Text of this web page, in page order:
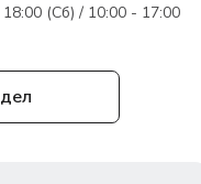
(Сб) / 10:00 - 17:00